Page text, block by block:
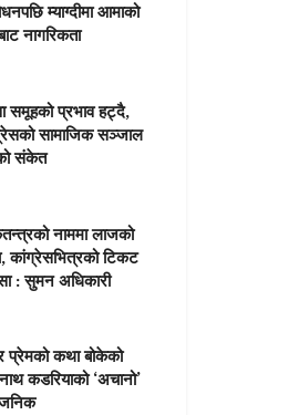
म्याग्दीमा आमाको
नागरिकता
समूहको प्रभाव हट्दै,
सामाजिक सञ्जाल
संकेत
नाममा लाजको
कांग्रेसभित्रको टिकट
: सुमन अधिकारी
प्रेमको कथा बोकेको
कडरियाको ‘अचानो’